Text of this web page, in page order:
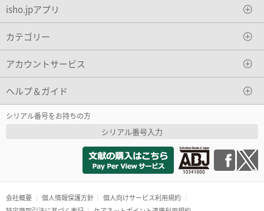
isho.jpアプリ
カテゴリー
アカウントサービス
ヘルプ＆ガイド
シリアル番号をお持ちの方
シリアル番号入力
会社概要 個人情報保護方針
個人向けサービス利用規約